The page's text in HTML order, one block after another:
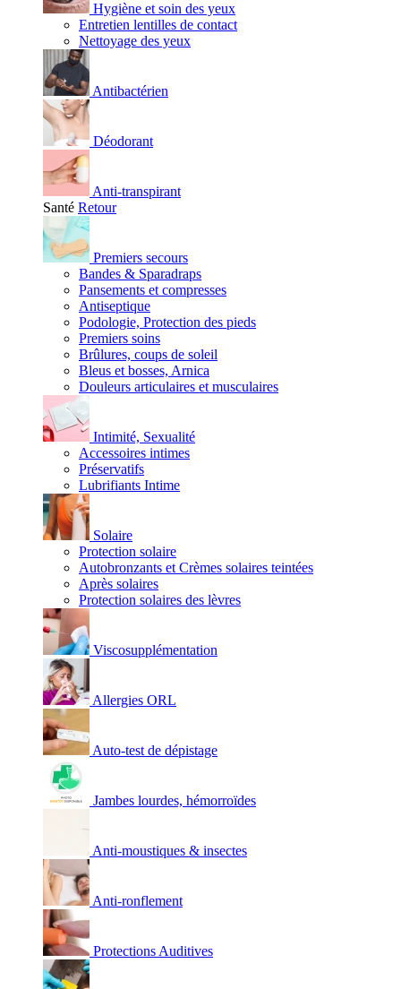
Hygiène et soin des yeux
Entretien lentilles de contact
Nettoyage des yeux
Antibactérien
Déodorant
Anti-transpirant
Santé Retour
Premiers secours
Bandes & Sparadraps
Pansements et compresses
Antiseptique
Podologie, Protection des pieds
Premiers soins
Brûlures, coups de soleil
Bleus et bosses, Arnica
Douleurs articulaires et musculaires
Intimité, Sexualité
Accessoires intimes
Préservatifs
Lubrifiants Intime
Solaire
Protection solaire
Autobronzants et Crèmes solaires teintées
Après solaires
Protection solaires des lèvres
Viscosupplémentation
Allergies ORL
Auto-test de dépistage
Jambes lourdes, hémorroïdes
Anti-moustiques & insectes
Anti-ronflement
Protections Auditives